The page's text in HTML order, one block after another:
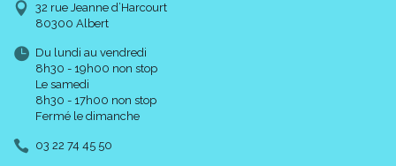
32 rue Jeanne d’Harcourt
80300 Albert
Du lundi au vendredi
8h30 - 19h00 non stop
Le samedi
8h30 - 17h00 non stop
Fermé le dimanche
03 22 74 45 50